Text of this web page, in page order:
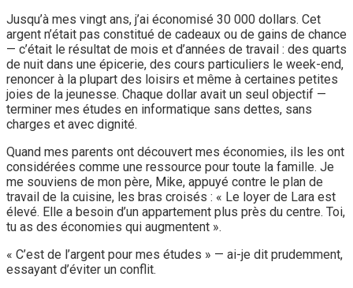
Jusqu’à mes vingt ans, j’ai économisé 30 000 dollars. Cet
argent n’était pas constitué de cadeaux ou de gains de chance
— c’était le résultat de mois et d’années de travail : des quarts
de nuit dans une épicerie, des cours particuliers le week-end,
renoncer à la plupart des loisirs et même à certaines petites
joies de la jeunesse. Chaque dollar avait un seul objectif —
terminer mes études en informatique sans dettes, sans
charges et avec dignité.
Quand mes parents ont découvert mes économies, ils les ont
considérées comme une ressource pour toute la famille. Je
me souviens de mon père, Mike, appuyé contre le plan de
travail de la cuisine, les bras croisés : « Le loyer de Lara est
élevé. Elle a besoin d’un appartement plus près du centre. Toi,
tu as des économies qui augmentent ».
« C’est de l’argent pour mes études » — ai-je dit prudemment,
essayant d’éviter un conflit.